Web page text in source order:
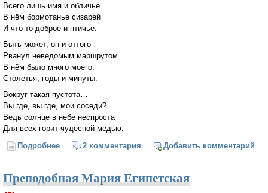
Всего лишь имя и обличье.
В нём бормотанье сизарей
И что-то доброе и птичье.
Быть может, он и оттого
Рванул неведомым маршрутом...
В нём было много моего:
Столетья, годы и минуты.
Вокруг такая пустота…
Вы где, вы где, мои соседи?
Ведь солнце в небе неспроста
Для всех горит чудесной медью.
Подробнее о "О, как мне дорог мой сосед..."
2 комментария Добавить комментарий
Преподобная Мария Египетская